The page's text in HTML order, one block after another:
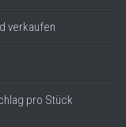
verkaufen
pro Stück